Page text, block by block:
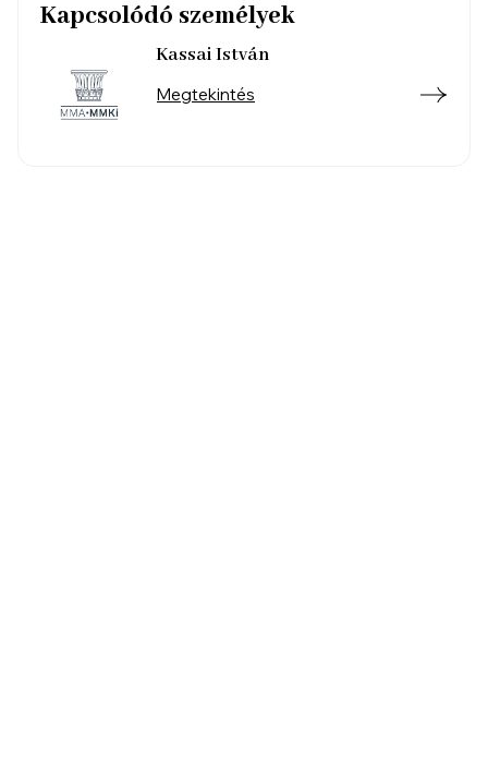
Kapcsolódó személyek
Kassai István
Megtekintés